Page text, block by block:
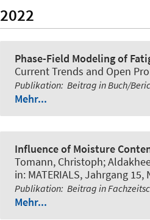
2022
Phase-Field Modeling of
Current Trends and Open
Publikation: Beitrag in Buch/
Mehr...
Influence of Moisture
Tomann, Christoph;
in: MATERIALS, Jahrgang 15,
Publikation: Beitrag in
Mehr...